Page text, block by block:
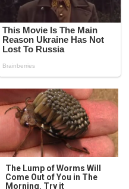
The Lump of Worms Will
Come Out of You in The
Morning. Try it